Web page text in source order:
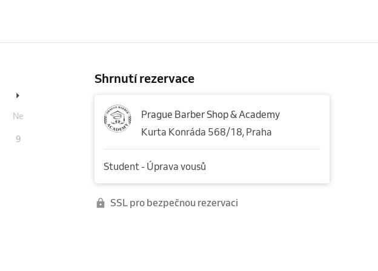
Ne
9
Shrnutí rezervace
Prague Barber Shop & Academy
Kurta Konráda 568/18, Praha
Student - Úprava vousů
SSL pro bezpečnou rezervaci